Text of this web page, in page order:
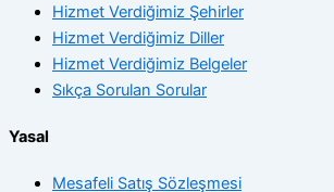
Hizmet Verdiğimiz Şehirler
Hizmet Verdiğimiz Diller
Hizmet Verdiğimiz Belgeler
Sıkça Sorulan Sorular
Yasal
Mesafeli Satış Sözleşmesi